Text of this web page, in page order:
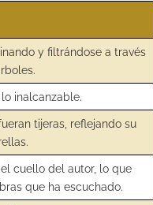
y filtrándose a través
inalcanzable.
tijeras, reflejando su
cuello del autor, lo que
que ha escuchado.